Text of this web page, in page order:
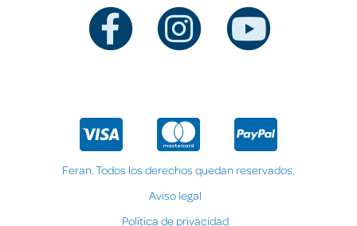
Feran. Todos los derechos quedan reservados.
Aviso legal
Política de privacidad